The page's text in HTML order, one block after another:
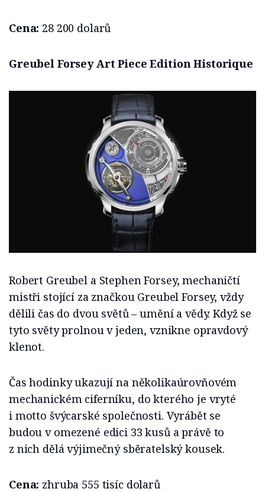
Cena: 28 200 dolarů
Greubel Forsey Art Piece Edition Historique
Robert Greubel a Stephen Forsey, mechaničtí
mistři stojící za značkou Greubel Forsey, vždy
dělili čas do dvou světů – umění a vědy. Když se
tyto světy prolnou v jeden, vznikne opravdový
klenot.
Čas hodinky ukazují na několikaúrovňovém
mechanickém ciferníku, do kterého je vryté
i motto švýcarské společnosti. Vyrábět se
budou v omezené edici 33 kusů a právě to
z nich dělá výjimečný sběratelský kousek.
Cena: zhruba 555 tisíc dolarů